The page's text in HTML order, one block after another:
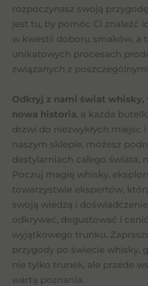
rozpoczynasz swoją
jest tu, by pomóc Ci znaleźć
w kwestii doboru smaków, a
unikatowych procesach
związanych z
Odkryj z nami świat whisky,
nowa historia, a każda
drzwi do niezwykłych miejsc
naszym sklepie, możesz
destylarniach całego świata,
Poczuj magię whisky,
towarzystwie ekspertów,
swoją wiedzą i
odkrywać, degustować i
wyjątkowego trunku.
przygody po świecie whisky,
nie tylko trunek, ale przede
wartą poznania.